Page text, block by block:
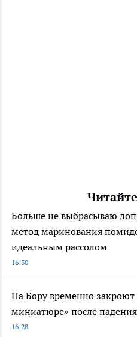
Больше не выбрасываю
метод маринования
идеальным рассолом
16:30
На Бору временно закроют
миниатюре» после
16:28